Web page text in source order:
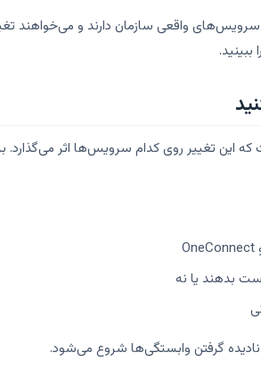
را ببینید.
تغییر روی کدام سرویس‌ها اثر می‌گذارد.
گرفتن وابستگی‌ها شروع می‌شود.